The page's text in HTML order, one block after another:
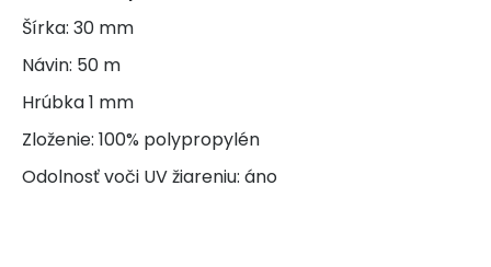
Šírka: 30 mm
Návin: 50 m
Hrúbka 1 mm
Zloženie: 100% polypropylén
Odolnosť voči UV žiareniu: áno